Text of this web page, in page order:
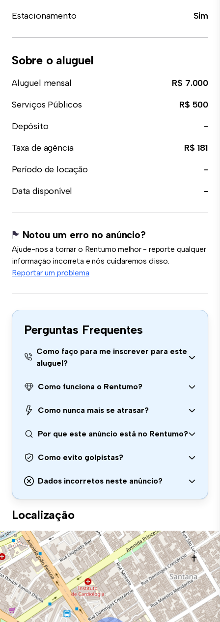
Estacionamento
Sim
Sobre o aluguel
Aluguel mensal
R$ 7.000
Serviços Públicos
R$ 500
Depósito
-
Taxa de agência
R$ 181
Período de locação
-
Data disponível
-
Notou um erro no anúncio?
Ajude-nos a tornar o Rentumo melhor - reporte qualquer
informação incorreta e nós cuidaremos disso.
Reportar um problema
Perguntas Frequentes
Como faço para me inscrever para este
aluguel?
Como funciona o Rentumo?
Como nunca mais se atrasar?
Por que este anúncio está no Rentumo?
Como evito golpistas?
Dados incorretos neste anúncio?
Localização